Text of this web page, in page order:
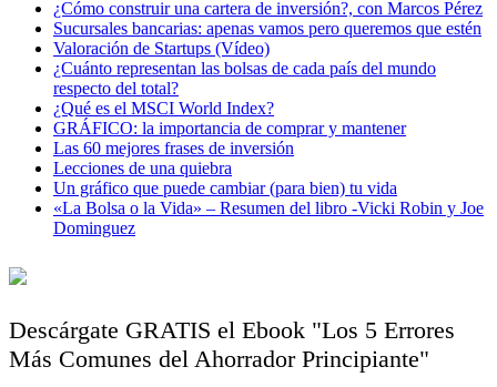
¿Cómo construir una cartera de inversión?, con Marcos Pérez
Sucursales bancarias: apenas vamos pero queremos que estén
Valoración de Startups (Vídeo)
¿Cuánto representan las bolsas de cada país del mundo
respecto del total?
¿Qué es el MSCI World Index?
GRÁFICO: la importancia de comprar y mantener
Las 60 mejores frases de inversión
Lecciones de una quiebra
Un gráfico que puede cambiar (para bien) tu vida
«La Bolsa o la Vida» – Resumen del libro -Vicki Robin y Joe
Dominguez
Descárgate GRATIS el Ebook "Los 5 Errores
Más Comunes del Ahorrador Principiante"